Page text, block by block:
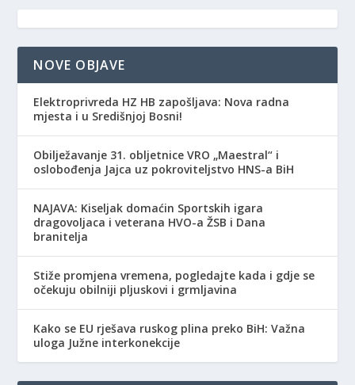
NOVE OBJAVE
Elektroprivreda HZ HB zapošljava: Nova radna
mjesta i u Središnjoj Bosni!
Obilježavanje 31. obljetnice VRO „Maestral“ i
oslobođenja Jajca uz pokroviteljstvo HNS-a BiH
NAJAVA: Kiseljak domaćin Sportskih igara
dragovoljaca i veterana HVO-a ŽSB i Dana
branitelja
Stiže promjena vremena, pogledajte kada i gdje se
očekuju obilniji pljuskovi i grmljavina
Kako se EU rješava ruskog plina preko BiH: Važna
uloga Južne interkonekcije